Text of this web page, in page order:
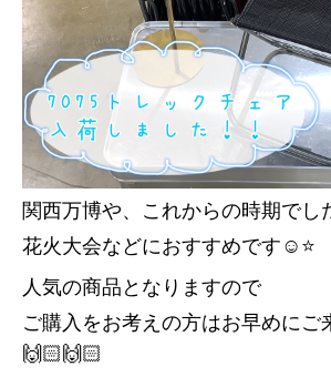
関西万博や、 これからの時期でし
花火大会などにおすすめです☺️⭐️
人気の商品となりますので
ご購入をお考えの方はお早めにご
🙌🏻🙌🏻